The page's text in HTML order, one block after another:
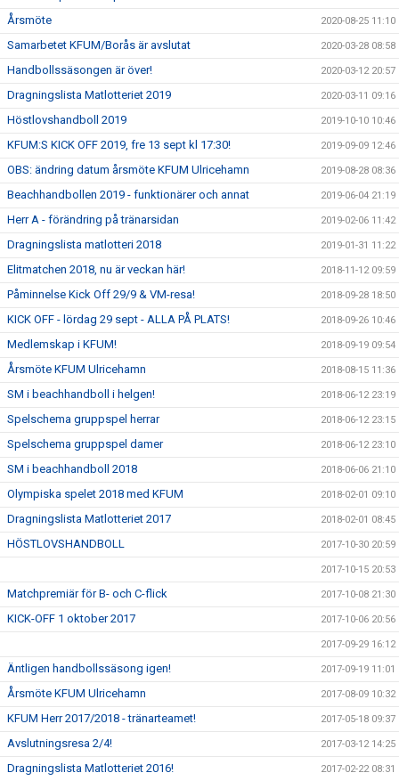
Årsmöte 2020-08-25 11:10
Samarbetet KFUM/Borås är avslutat 2020-03-28 08:58
Handbollssäsongen är över! 2020-03-12 20:57
Dragningslista Matlotteriet 2019 2020-03-11 09:16
Höstlovshandboll 2019 2019-10-10 10:46
KFUM:S KICK OFF 2019, fre 13 sept kl 17:30! 2019-09-09 12:46
OBS: ändring datum årsmöte KFUM Ulricehamn 2019-08-28 08:36
Beachhandbollen 2019 - funktionärer och annat 2019-06-04 21:19
Herr A - förändring på tränarsidan 2019-02-06 11:42
Dragningslista matlotteri 2018 2019-01-31 11:22
Elitmatchen 2018, nu är veckan här! 2018-11-12 09:59
Påminnelse Kick Off 29/9 & VM-resa! 2018-09-28 18:50
KICK OFF - lördag 29 sept - ALLA PÅ PLATS! 2018-09-26 10:46
Medlemskap i KFUM! 2018-09-19 09:54
Årsmöte KFUM Ulricehamn 2018-08-15 11:36
SM i beachhandboll i helgen! 2018-06-12 23:19
Spelschema gruppspel herrar 2018-06-12 23:15
Spelschema gruppspel damer 2018-06-12 23:10
SM i beachhandboll 2018 2018-06-06 21:10
Olympiska spelet 2018 med KFUM 2018-02-01 09:10
Dragningslista Matlotteriet 2017 2018-02-01 08:45
HÖSTLOVSHANDBOLL 2017-10-30 20:59
2017-10-15 20:53
Matchpremiär för B- och C-flick 2017-10-08 21:30
KICK-OFF 1 oktober 2017 2017-10-06 20:56
2017-09-29 16:12
Äntligen handbollssäsong igen! 2017-09-19 11:01
Årsmöte KFUM Ulricehamn 2017-08-09 10:32
KFUM Herr 2017/2018 - tränarteamet! 2017-05-18 09:37
Avslutningsresa 2/4! 2017-03-12 14:25
Dragningslista Matlotteriet 2016! 2017-02-22 08:31